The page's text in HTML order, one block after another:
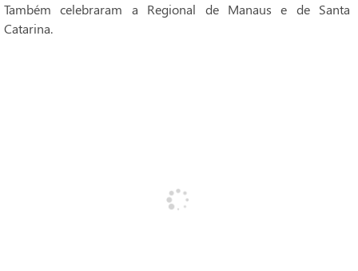
Também celebraram a Regional de Manaus e de Santa
Catarina.